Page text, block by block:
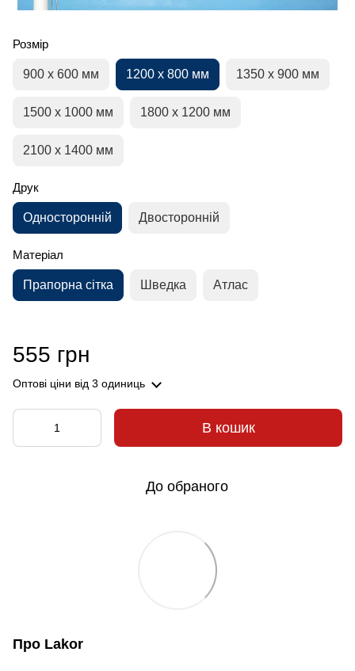
Розмір
900 х 600 мм 1200 х 800 мм 1350 х 900 мм
1500 х 1000 мм 1800 х 1200 мм
2100 х 1400 мм
Друк
Односторонній Двосторонній
Матеріал
Прапорна сітка Шведка Атлас
555 грн
Оптові ціни від 3 одиниць
В кошик
До обраного
Про Lakor